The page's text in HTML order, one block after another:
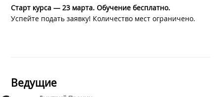
Старт курса — 23 марта. Обучение бесплатно.
Успейте подать заявку! Количество мест ограничено.
Ведущие